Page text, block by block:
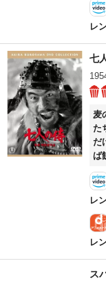
レ
七
麦
た
だ
ば
を
百
レ
レ
ス